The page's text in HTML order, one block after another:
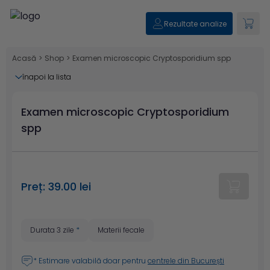
Rezultate analize
Acasă > Shop > Examen microscopic Cryptosporidium spp
înapoi la lista
Examen microscopic Cryptosporidium
spp
Preț: 39.00 lei
Durata 3 zile * Materii fecale
* Estimare valabilă doar pentru centrele din București